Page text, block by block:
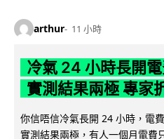
arthur 11 小時
冷氣 24 小時長開
實測結果兩極 專家
你信唔信冷氣長開 24 小時，電
實測結果兩極，有人一個月電費